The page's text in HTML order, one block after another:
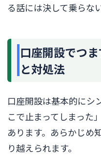
る話には決して乗らな
口座開設でつ
と対処法
口座開設は基本的にシ
こで止まってしまった
あります。あらかじめ
り越えられます。